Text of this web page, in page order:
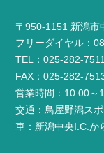
〒950-1151 新潟市
フリーダイヤル：
TEL：025-282-7511
FAX：025-282-
営業時間：10:00～
交通：鳥屋野潟ス
車：新潟中央I.C.か